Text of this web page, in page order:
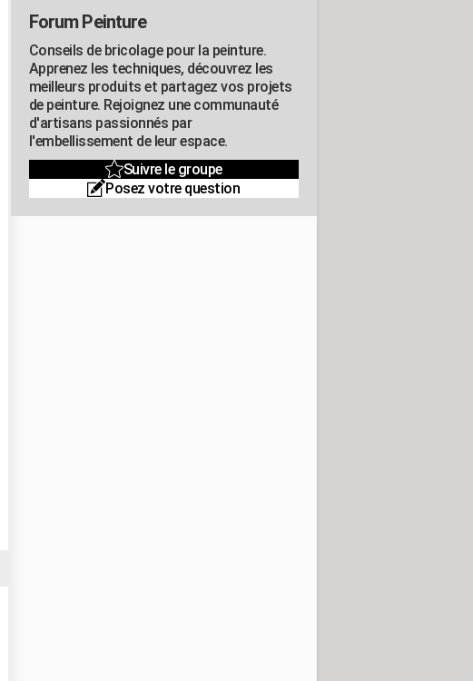
Forum Peinture
Conseils de bricolage pour la peinture.
Apprenez les techniques, découvrez les
meilleurs produits et partagez vos projets
de peinture. Rejoignez une communauté
d'artisans passionnés par
l'embellissement de leur espace.
Suivre le groupe
Posez votre question